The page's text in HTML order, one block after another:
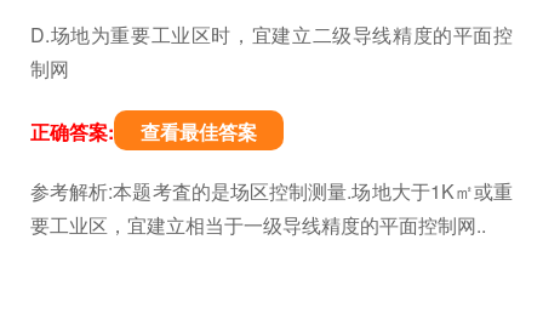
D.场地为重要工业区时，宜建立二级导线精度的平面控
制网
正确答案: 查看最佳答案
参考解析:本题考査的是场区控制测量.场地大于1K㎡或重
要工业区，宜建立相当于一级导线精度的平面控制网..